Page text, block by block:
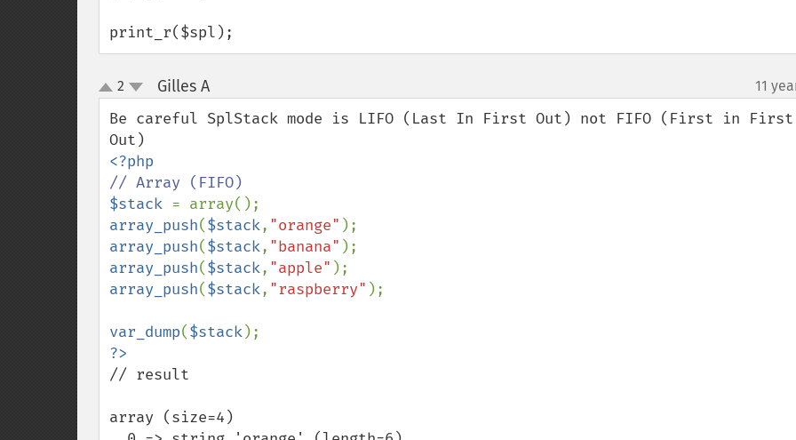
print_r($spl);
up
down
2 Gilles A¶ 11
Be careful SplStack mode is LIFO (Last In First Out) not FIFO (First in First
$stack
array_push($stack, "orange"
array_push($stack, "banana"
array_push($stack, "apple"
array_push($stack, "raspberry" );
var_dump($stack
// result
array (size=4)